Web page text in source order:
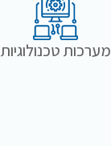
מערכות טכנולוגיות